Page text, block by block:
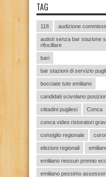
TAG
118 audizione
autisti senza bar stazione
rifocillare
bari
bar stazioni di servizio
bocciate tute emiliano
candidati scivolano
cittadini pugliesi Conca
conca video ristoratori
consiglio regionale
elezioni regionali
emiliano nessun premio
emiliano pessimo